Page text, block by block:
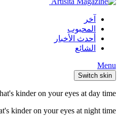
آخر
المحبوب
أحدث الأخبار
الشائع
Menu
Switch skin
kinder on your eyes at day time.
kinder on your eyes at night time.